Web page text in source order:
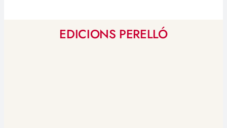
EDICIONS PERELLÓ